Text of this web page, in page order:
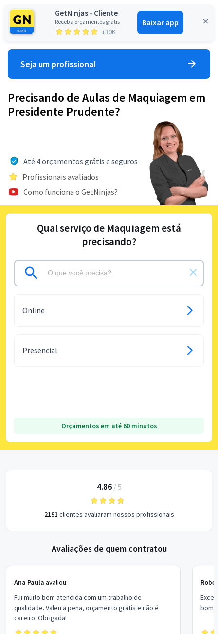
GetNinjas - Cliente
Receba orçamentos grátis
+30K
Baixar app
Entrar
Seja um profissional
Precisando de Aulas de Maquiagem em
Presidente Prudente?
Até 4 orçamentos grátis e seguros
Profissionais avaliados
Como funciona o GetNinjas?
Qual serviço de Maquiagem está
precisando?
Online
Presencial
Orçamentos em até 60 minutos
4.86/ 5
2191 clientes avaliaram nossos profissionais
Avaliações de quem contratou
Ana Paula avaliou:
Fui muito bem atendida com um trabalho de
qualidade. Valeu a pena, orçamento grátis e não é
careiro. Obrigada!
bom